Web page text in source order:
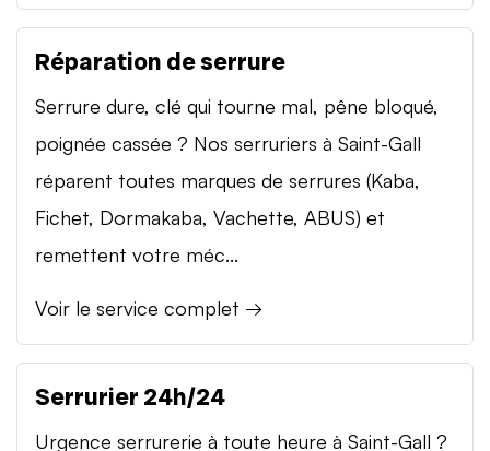
Réparation de serrure
Serrure dure, clé qui tourne mal, pêne bloqué,
poignée cassée ? Nos serruriers à Saint-Gall
réparent toutes marques de serrures (Kaba,
Fichet, Dormakaba, Vachette, ABUS) et
remettent votre méc...
Voir le service complet →
Serrurier 24h/24
Urgence serrurerie à toute heure à Saint-Gall ?